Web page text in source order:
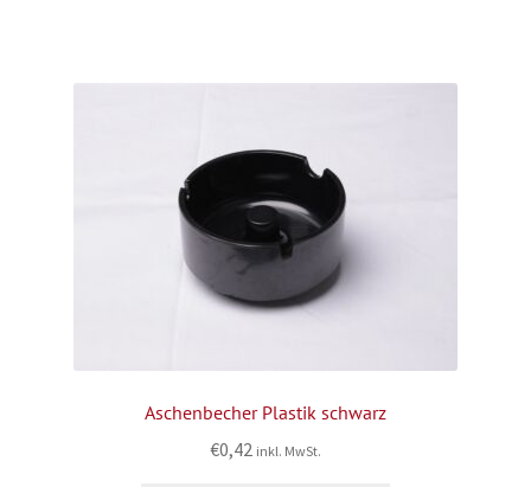
Aschenbecher Plastik schwarz
€0,42 inkl. MwSt.